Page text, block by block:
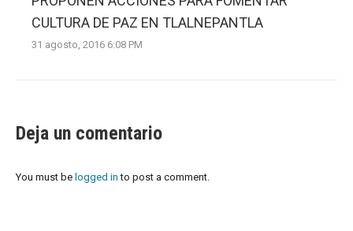
CULTURA DE PAZ EN TLALNEPANTLA
31 agosto, 2016 6:08 PM
Deja un comentario
You must be logged in to post a comment.